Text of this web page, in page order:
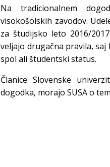
Na tradicionalnem
visokošolskih zavodov.
za študijsko leto 2016/
veljajo drugačna pravila,
spol ali študentski status.
Članice Slovenske
dogodka, morajo SUSA o